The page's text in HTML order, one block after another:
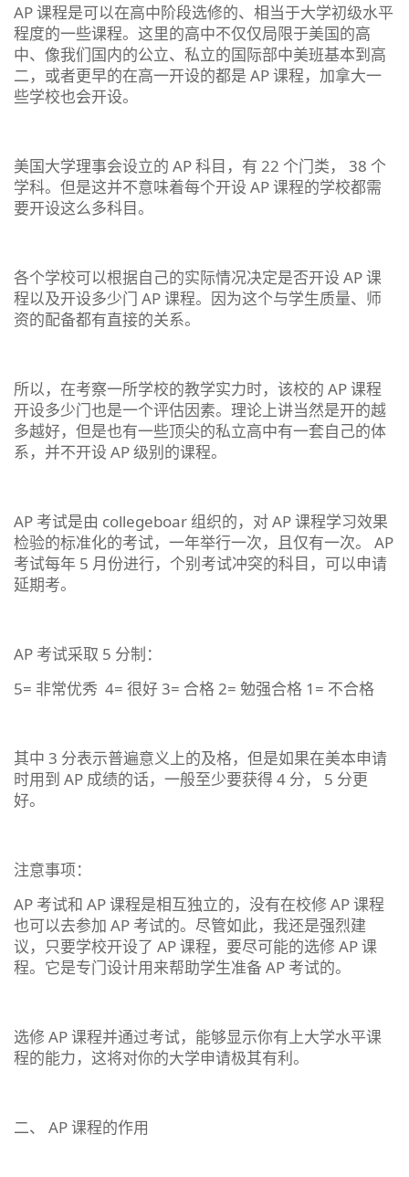
AP 课程是可以在高中阶段选修的、相当于大学初级水平
程度的一些课程。这里的高中不仅仅局限于美国的高
中、像我们国内的公立、私立的国际部中美班基本到高
二，或者更早的在高一开设的都是 AP 课程，加拿大一
些学校也会开设。
美国大学理事会设立的 AP 科目，有 22 个门类， 38 个
学科。但是这并不意味着每个开设 AP 课程的学校都需
要开设这么多科目。
各个学校可以根据自己的实际情况决定是否开设 AP 课
程以及开设多少门 AP 课程。因为这个与学生质量、师
资的配备都有直接的关系。
所以，在考察一所学校的教学实力时，该校的 AP 课程
开设多少门也是一个评估因素。理论上讲当然是开的越
多越好，但是也有一些顶尖的私立高中有一套自己的体
系，并不开设 AP 级别的课程。
AP 考试是由 collegeboar 组织的，对 AP 课程学习效果
检验的标准化的考试，一年举行一次，且仅有一次。 AP
考试每年 5 月份进行，个别考试冲突的科目，可以申请
延期考。
AP 考试采取 5 分制：
5= 非常优秀 4= 很好 3= 合格 2= 勉强合格 1= 不合格
其中 3 分表示普遍意义上的及格，但是如果在美本申请
时用到 AP 成绩的话，一般至少要获得 4 分， 5 分更
好。
注意事项：
AP 考试和 AP 课程是相互独立的，没有在校修 AP 课程
也可以去参加 AP 考试的。尽管如此，我还是强烈建
议，只要学校开设了 AP 课程，要尽可能的选修 AP 课
程。它是专门设计用来帮助学生准备 AP 考试的。
选修 AP 课程并通过考试，能够显示你有上大学水平课
程的能力，这将对你的大学申请极其有利。
二、 AP 课程的作用